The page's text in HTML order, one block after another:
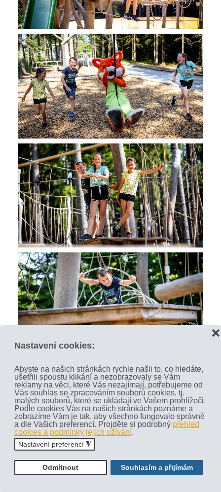
Nastavení cookies:
Abyste na našich stránkách rychle našli to, co hledáte,
ušetřili spoustu klikání a nezobrazovaly se Vám
reklamy na věci, které Vás nezajímají, potřebujeme od
Vás souhlas se zpracováním souborů cookies, tj.
malých souborů, které se ukládají ve Vašem prohlížeči.
Podle cookies Vás na našich stránkách poznáme a
zobrazíme Vám je tak, aby všechno fungovalo správně
a dle Vašich preferencí. Projděte si podrobný přehled
cookies a podmínky jejich užívání.
Nastavení preferencí ◮
Odmítnout Souhlasím a přijímám
❌